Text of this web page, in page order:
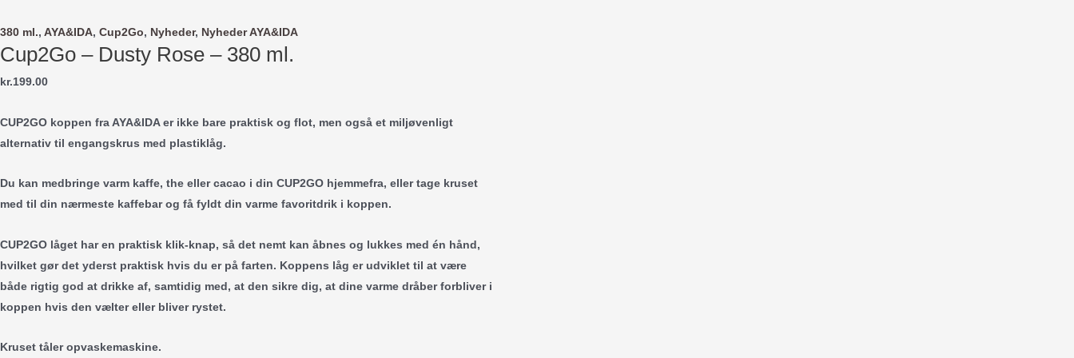
til
indholdet
380 ml., AYA&IDA, Cup2Go, Nyheder, Nyheder AYA&IDA
Cup2Go – Dusty Rose – 380 ml.
kr.199.00
CUP2GO koppen fra AYA&IDA er ikke bare praktisk og flot, men også et miljøvenligt
alternativ til engangskrus med plastiklåg.
Du kan medbringe varm kaffe, the eller cacao i din CUP2GO hjemmefra, eller tage kruset
med til din nærmeste kaffebar og få fyldt din varme favoritdrik i koppen.
CUP2GO låget har en praktisk klik-knap, så det nemt kan åbnes og lukkes med én hånd,
hvilket gør det yderst praktisk hvis du er på farten. Koppens låg er udviklet til at være
både rigtig god at drikke af, samtidig med, at den sikre dig, at dine varme dråber forbliver i
koppen hvis den vælter eller bliver rystet.
Kruset tåler opvaskemaskine.